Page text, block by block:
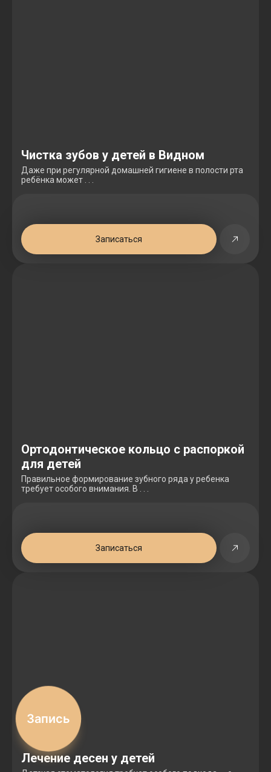
Чистка зубов у детей в Видном
Даже при регулярной домашней гигиене в полости рта
ребёнка может . . .
Записаться
Ортодонтическое кольцо с распоркой
для детей
Правильное формирование зубного ряда у ребенка
требует особого внимания. В . . .
Записаться
Лечение десен у детей
Запись